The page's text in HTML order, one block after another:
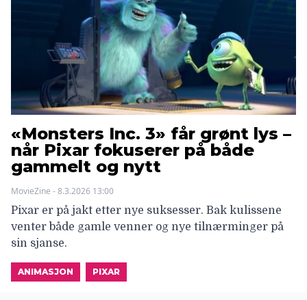
«Monsters Inc. 3» får grønt lys –
når Pixar fokuserer på både
gammelt og nytt
MovieZine - 8.3.2026 13:00
Pixar er på jakt etter nye suksesser. Bak kulissene
venter både gamle venner og nye tilnærminger på
sin sjanse.
ANIMASJON PIXAR